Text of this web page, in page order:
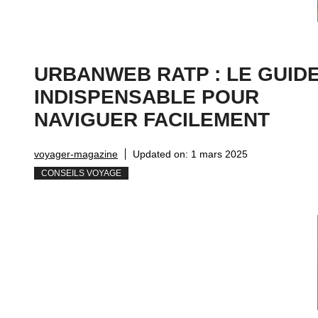
URBANWEB RATP : LE
INDISPENSABLE POUR
NAVIGUER FACILEMENT
voyager-magazine Updated on: 1 mars 2025
CONSEILS VOYAGE